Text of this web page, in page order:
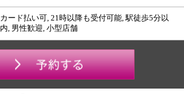
カード払い可, 21時以降も受付可能, 駅徒歩5分以
内, 男性歓迎, 小型店舗